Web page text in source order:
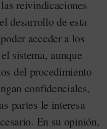
reivindicaciones
desarrollo de esta
acceder a los
sistema, aunque
del procedimiento
confidenciales,
partes le interesa
En su opinión,